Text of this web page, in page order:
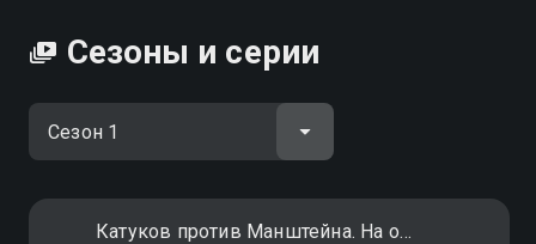
Сезоны и серии
Катуков против Манштейна. На острие удара